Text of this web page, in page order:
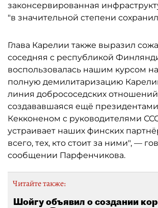
законсервированная
"в значительной степени
Глава Карелии также выразил
соседняя с республикой
воспользовалась нашим курсом
полную демилитаризацию
линия добрососедских
создававшаяся ещё
Кекконеном с руководителями
устраивает наших финских
всего, тех, кто стоит за ними", —
сообщении Парфенчикова.
Читайте также:
Шойгу объявил о создании